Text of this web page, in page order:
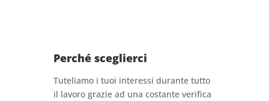
Perché sceglierci
Tuteliamo i tuoi interessi durante tutto
il lavoro grazie ad una costante verifica